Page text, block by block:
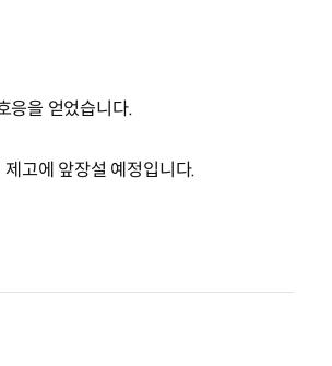
응을 얻었습니다.
고에 앞장설 예정입니다.